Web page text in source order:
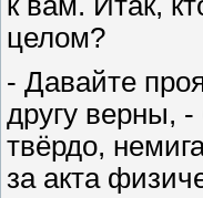
целом?
- Давайте
другу верны,
твёрдо,
за акта